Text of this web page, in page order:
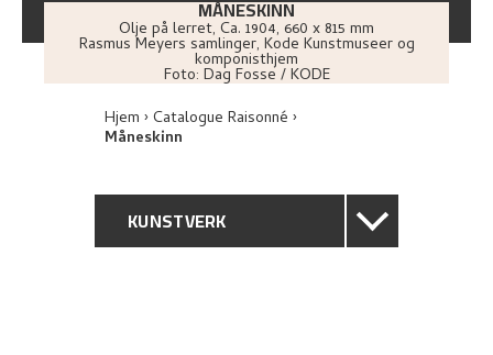
MÅNESKINN
Olje på lerret, Ca. 1904, 660 x 815 mm
Rasmus Meyers samlinger, Kode Kunstmuseer og
komponisthjem
Foto: Dag Fosse / KODE
Hjem Catalogue Raisonné
Måneskinn
KUNSTVERK